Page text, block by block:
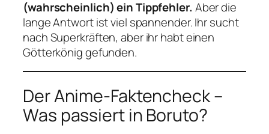
(wahrscheinlich) ein Tippfehler. Aber die
lange Antwort ist viel spannender. Ihr sucht
nach Superkräften, aber ihr habt einen
Götterkönig gefunden.
Der Anime-Faktencheck –
Was passiert in Boruto?